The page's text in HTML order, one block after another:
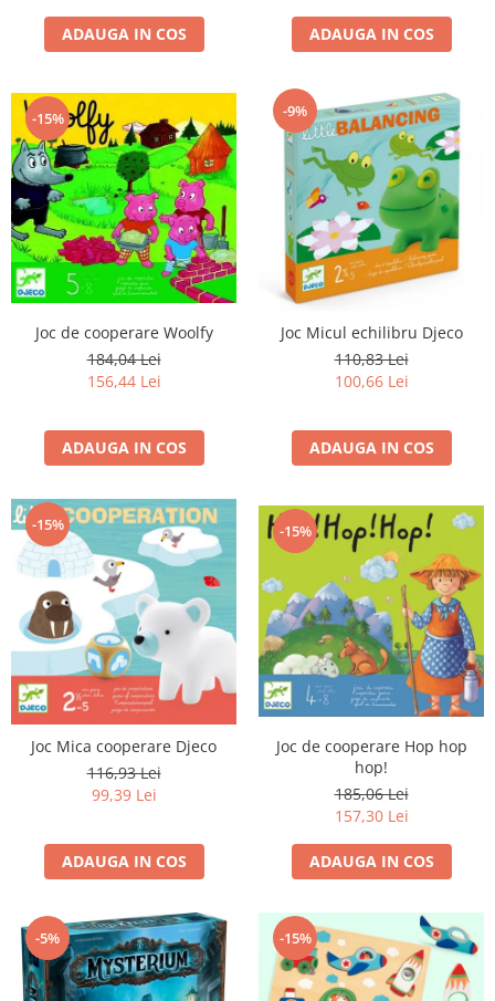
ADAUGA IN COS ADAUGA IN COS
-15%
Joc de cooperare Woolfy
184,04 Lei
156,44 Lei
ADAUGA IN COS
-9%
Joc Micul echilibru Djeco
110,83 Lei
100,66 Lei
ADAUGA IN COS
-15%
Joc Mica cooperare Djeco
116,93 Lei
99,39 Lei
ADAUGA IN COS
-15%
Joc de cooperare Hop hop
hop!
185,06 Lei
157,30 Lei
ADAUGA IN COS
-5% -15%